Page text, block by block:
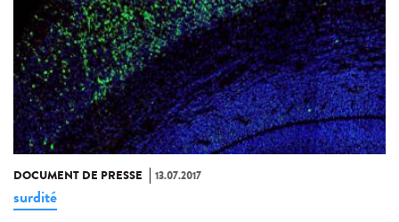
DOCUMENT DE PRESSE 13.07.2017
surdité